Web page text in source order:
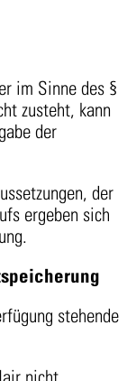
im Sinne des §
zusteht, kann
der
der
ergeben sich
stehende